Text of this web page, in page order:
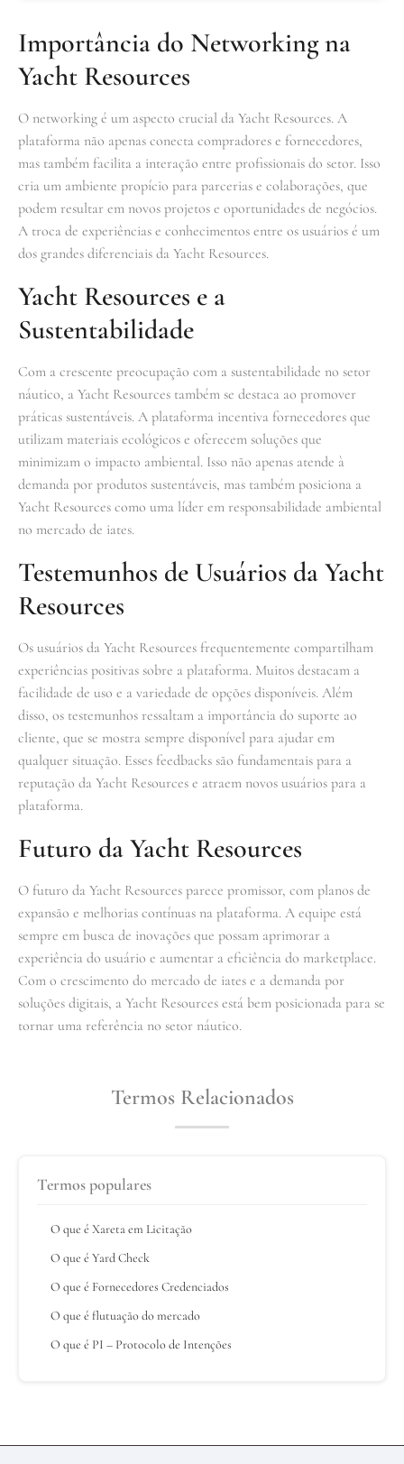
Importância do Networking na
Yacht Resources
O networking é um aspecto crucial da Yacht Resources. A
plataforma não apenas conecta compradores e fornecedores,
mas também facilita a interação entre profissionais do setor. Isso
cria um ambiente propício para parcerias e colaborações, que
podem resultar em novos projetos e oportunidades de negócios.
A troca de experiências e conhecimentos entre os usuários é um
dos grandes diferenciais da Yacht Resources.
Yacht Resources e a
Sustentabilidade
Com a crescente preocupação com a sustentabilidade no setor
náutico, a Yacht Resources também se destaca ao promover
práticas sustentáveis. A plataforma incentiva fornecedores que
utilizam materiais ecológicos e oferecem soluções que
minimizam o impacto ambiental. Isso não apenas atende à
demanda por produtos sustentáveis, mas também posiciona a
Yacht Resources como uma líder em responsabilidade ambiental
no mercado de iates.
Testemunhos de Usuários da Yacht
Resources
Os usuários da Yacht Resources frequentemente compartilham
experiências positivas sobre a plataforma. Muitos destacam a
facilidade de uso e a variedade de opções disponíveis. Além
disso, os testemunhos ressaltam a importância do suporte ao
cliente, que se mostra sempre disponível para ajudar em
qualquer situação. Esses feedbacks são fundamentais para a
reputação da Yacht Resources e atraem novos usuários para a
plataforma.
Futuro da Yacht Resources
O futuro da Yacht Resources parece promissor, com planos de
expansão e melhorias contínuas na plataforma. A equipe está
sempre em busca de inovações que possam aprimorar a
experiência do usuário e aumentar a eficiência do marketplace.
Com o crescimento do mercado de iates e a demanda por
soluções digitais, a Yacht Resources está bem posicionada para se
tornar uma referência no setor náutico.
Termos Relacionados
Termos populares
O que é Xareta em Licitação
O que é Yard Check
O que é Fornecedores Credenciados
O que é flutuação do mercado
O que é PI – Protocolo de Intenções